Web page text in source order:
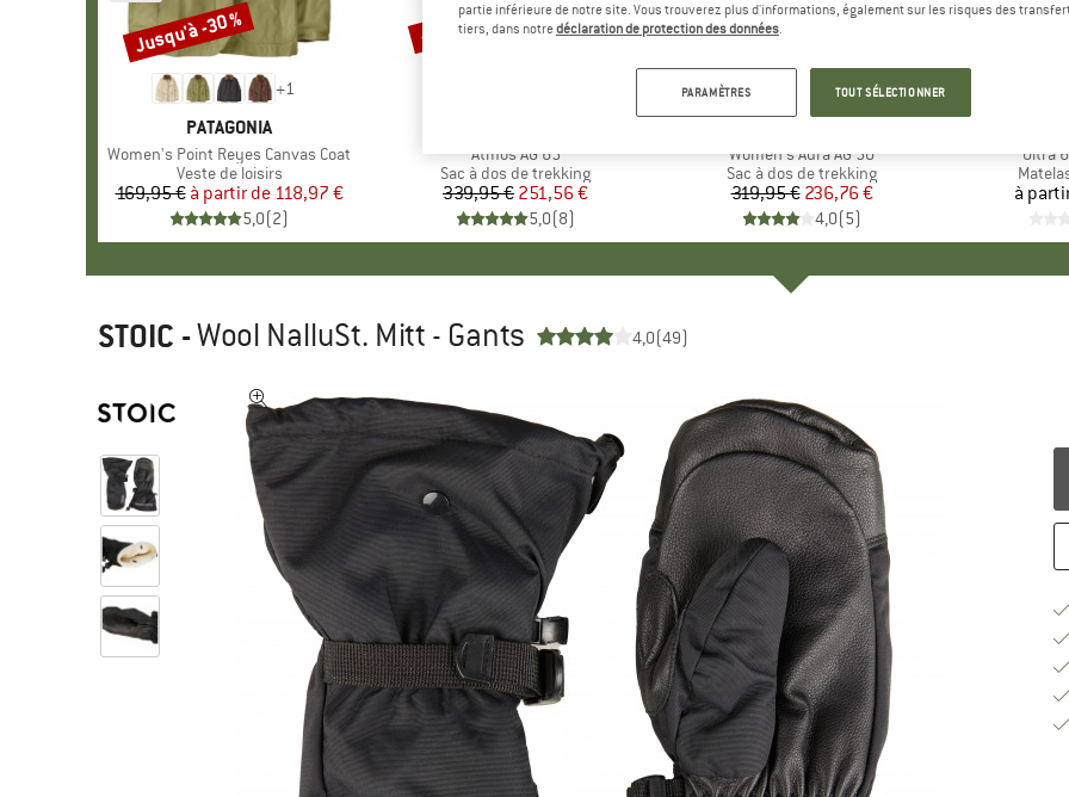
+1
MARQUE
PATAGONIA
Article
Women's Point Reyes Canvas Coat
Product group
Veste de loisirs
Prix
169,95 € Prix réduit
à partir de 118,97 €
5,0(2)
Remise
Jusqu'à -30 %
Article
Atmos AG 65
Product group
Sac à dos de trekking
Prix
339,95 € Prix réduit
251,56 €
5,0(8)
Remise
-26 %
Article
Women's Aura AG 50
Product group
Sac à dos de trekking
Prix
319,95 € Prix réduit
236,76 €
4,0(5)
Remise
-26 %
Article
Ultra
à
STOIC -Wool NalluSt. Mitt - Gants 4,0(49)
partie inférieure de notre site. Vous trouverez plus d'informations, également sur les risques des
tiers, dans notredéclaration de protection des données.
PARAMÈTRES TOUT SÉLECTIONNER